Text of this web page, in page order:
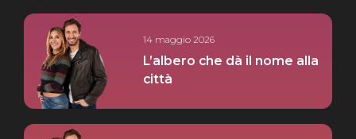
14 maggio 2026
L’albero che dà il nome alla
città